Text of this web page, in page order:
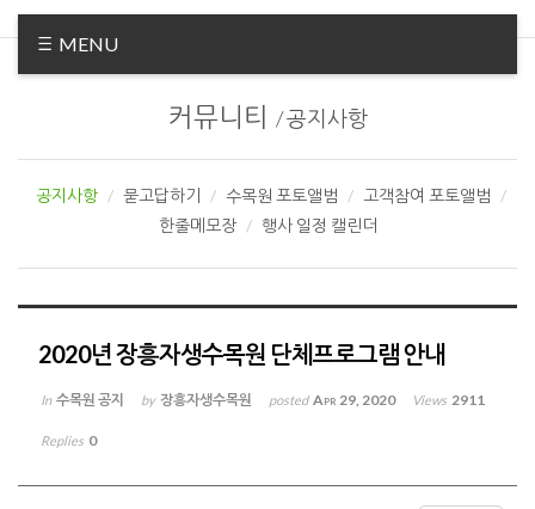
MENU
커뮤니티 /공지사항
공지사항 묻고답하기 수목원 포토앨범
고객참여 포토앨범
한줄메모장
행사 일정 캘린더
2020년 장흥자생수목원 단체프로그램 안내
In 수목원 공지 by 장흥자생수목원 posted Apr 29, 2020 Views 2911
Replies 0